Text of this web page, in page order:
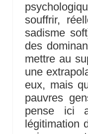
souffrir,
sadisme
des
mettre au
une
eux, mais
pauvres
pense ici
légitimation